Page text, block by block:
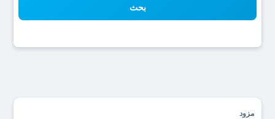
بحث
مزود